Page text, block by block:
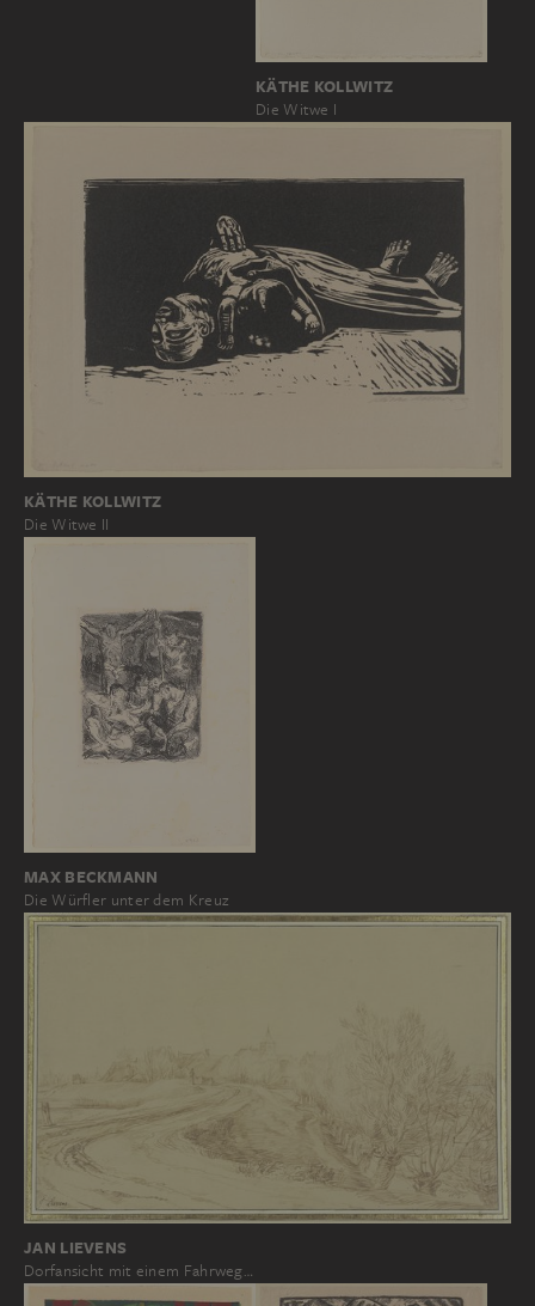
KÄTHE KOLLWITZ
Die Witwe I
KÄTHE KOLLWITZ
Die Witwe II
MAX BECKMANN
Die Würfler unter dem Kreuz
JAN LIEVENS
Dorfansicht mit einem Fahrweg…